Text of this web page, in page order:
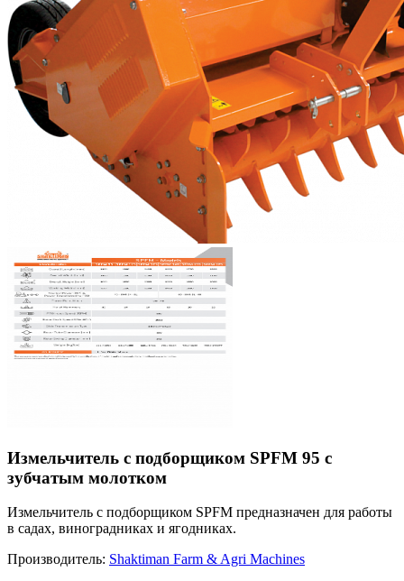
Измельчитель с подборщиком SPFM 95 с
зубчатым молотком
Измельчитель с подборщиком SPFM предназначен для работы
в садах, виноградниках и ягодниках.
Производитель: Shaktiman Farm & Agri Machines